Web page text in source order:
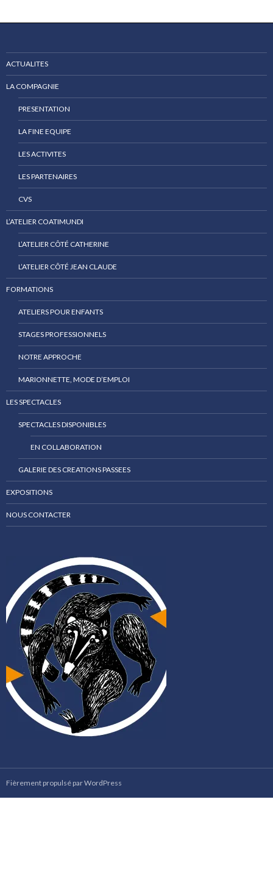
ACTUALITES
LA COMPAGNIE
PRESENTATION
LA FINE EQUIPE
LES ACTIVITES
LES PARTENAIRES
CVS
L’ATELIER COATIMUNDI
L’ATELIER CÔTÉ CATHERINE
L’ATELIER CÔTÉ JEAN CLAUDE
FORMATIONS
ATELIERS POUR ENFANTS
STAGES PROFESSIONNELS
NOTRE APPROCHE
MARIONNETTE, MODE D’EMPLOI
LES SPECTACLES
SPECTACLES DISPONIBLES
EN COLLABORATION
GALERIE DES CREATIONS PASSEES
EXPOSITIONS
NOUS CONTACTER
Fièrement propulsé par WordPress